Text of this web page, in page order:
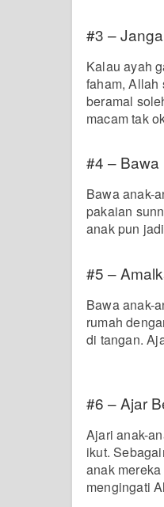
#3 –
Kalau ayah
faham, Allah
beramal
macam tak
#4 – Bawa
Bawa anak-
pakaian
anak pun
#5 –
Bawa anak-
rumah
di tangan.
#6 – Ajar
Ajari anak-
ikut.
anak
mengingati